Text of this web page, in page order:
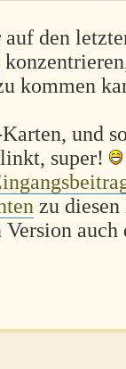
den
kommen
und
super!
zu
Version